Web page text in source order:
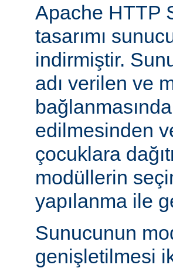
Apache HTTP
tasarımı
indirmiştir.
adı verilen ve
edilmesinden
çocuklara
modüllerin
yapılanma ile
Sunucunun
genişletilmesi